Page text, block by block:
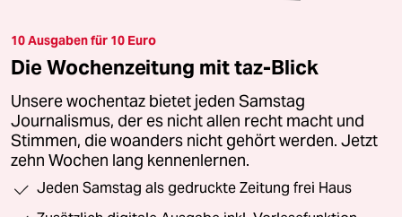
10 Ausgaben für 10 Euro
Die Wochenzeitung mit taz-Blick
Unsere wochentaz bietet jeden Samstag
Journalismus, der es nicht allen recht macht und
Stimmen, die woanders nicht gehört werden. Jetzt
zehn Wochen lang kennenlernen.
Jeden Samstag als gedruckte Zeitung frei Haus